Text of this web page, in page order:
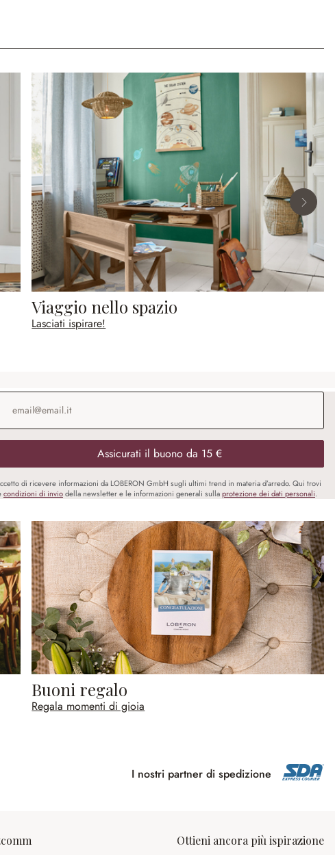
Viaggio nello spazio
Lasciati ispirare!
e-mail
Assicurati il buono da 15 €
di ricevere informazioni da LOBERON GmbH sugli ultimi trend in materia d’arredo. Qui trovi
condizioni di inviodella newsletter e le informazioni generali sullaprotezione dei dati personali.
Buoni regalo
Regala momenti di gioia
I nostri partner di spedizione
Ottieni ancora più ispirazione